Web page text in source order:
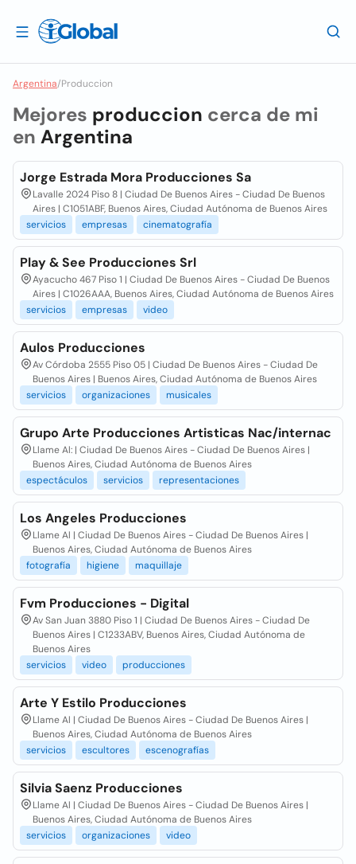
Argentina/Produccion
Mejores produccion cerca de mi
en Argentina
Jorge Estrada Mora Producciones Sa
Lavalle 2024 Piso 8 | Ciudad De Buenos Aires - Ciudad De Buenos
Aires | C1051ABF, Buenos Aires, Ciudad Autónoma de Buenos Aires
servicios
empresas cinematografía
Play & See Producciones Srl
Ayacucho 467 Piso 1 | Ciudad De Buenos Aires - Ciudad De Buenos
Aires | C1026AAA, Buenos Aires, Ciudad Autónoma de Buenos Aires
servicios
empresas video
Aulos Producciones
Av Córdoba 2555 Piso 05 | Ciudad De Buenos Aires - Ciudad De
Buenos Aires | Buenos Aires, Ciudad Autónoma de Buenos Aires
servicios
organizaciones musicales
Grupo Arte Producciones Artisticas Nac/internac
Llame Al: | Ciudad De Buenos Aires - Ciudad De Buenos Aires |
Buenos Aires, Ciudad Autónoma de Buenos Aires
espectáculos
servicios representaciones
Los Angeles Producciones
Llame Al | Ciudad De Buenos Aires - Ciudad De Buenos Aires |
Buenos Aires, Ciudad Autónoma de Buenos Aires
fotografía
higiene maquillaje
Fvm Producciones - Digital
Av San Juan 3880 Piso 1 | Ciudad De Buenos Aires - Ciudad De
Buenos Aires | C1233ABV, Buenos Aires, Ciudad Autónoma de
Buenos Aires
servicios
video producciones
Arte Y Estilo Producciones
Llame Al | Ciudad De Buenos Aires - Ciudad De Buenos Aires |
Buenos Aires, Ciudad Autónoma de Buenos Aires
servicios
escultores escenografías
Silvia Saenz Producciones
Llame Al | Ciudad De Buenos Aires - Ciudad De Buenos Aires |
Buenos Aires, Ciudad Autónoma de Buenos Aires
servicios
organizaciones video